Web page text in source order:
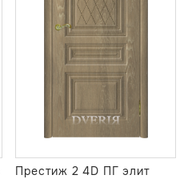
Престиж 2 4D ПГ элит